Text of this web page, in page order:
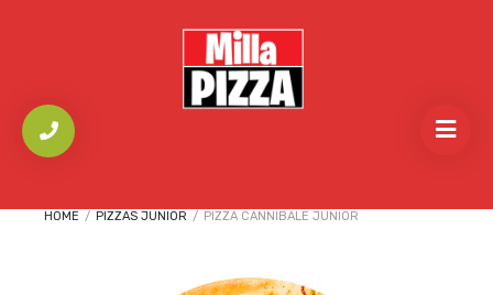
HOME / PIZZAS JUNIOR / PIZZA CANNIBALE JUNIOR